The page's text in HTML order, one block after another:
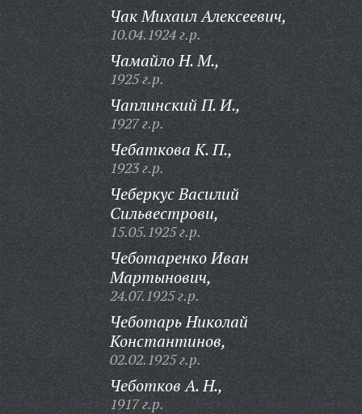
Чак Михаил Алексеевич,
10.04.1924 г.р.
Чамайло Н. М.,
1925 г.р.
Чаплинский П. И.,
1927 г.р.
Чебаткова К. П.,
1923 г.р.
Чеберкус Василий
Сильвестрови,
15.05.1925 г.р.
Чеботаренко Иван
Мартынович,
24.07.1925 г.р.
Чеботарь Николай
Константинов,
02.02.1925 г.р.
Чеботков А. Н.,
1917 г.р.